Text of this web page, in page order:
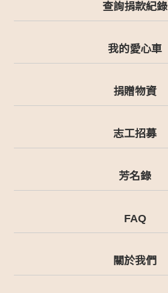
查詢捐款紀錄
我的愛心車
捐贈物資
志工招募
芳名錄
FAQ
關於我們